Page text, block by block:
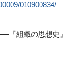
010900834/
『組織の思想